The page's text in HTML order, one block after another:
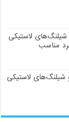
شیلنگ‌های لاستیکی
مناسب
شیلنگ‌های لاستیکی